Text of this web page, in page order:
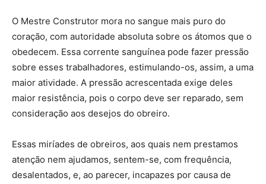
O Mestre Construtor mora no sangue mais puro do
coração, com autoridade absoluta sobre os átomos que o
obedecem. Essa corrente sanguínea pode fazer pressão
sobre esses trabalhadores, estimulando-os, assim, a uma
maior atividade. A pressão acrescentada exige deles
maior resistência, pois o corpo deve ser reparado, sem
consideração aos desejos do obreiro.
Essas miríades de obreiros, aos quais nem prestamos
atenção nem ajudamos, sentem-se, com frequência,
desalentados, e, ao parecer, incapazes por causa de